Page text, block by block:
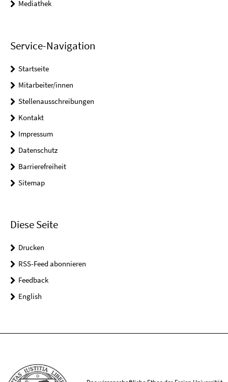
Mediathek
Service-Navigation
Startseite
Mitarbeiter/innen
Stellenausschreibungen
Kontakt
Impressum
Datenschutz
Barrierefreiheit
Sitemap
Diese Seite
Drucken
RSS-Feed abonnieren
Feedback
English